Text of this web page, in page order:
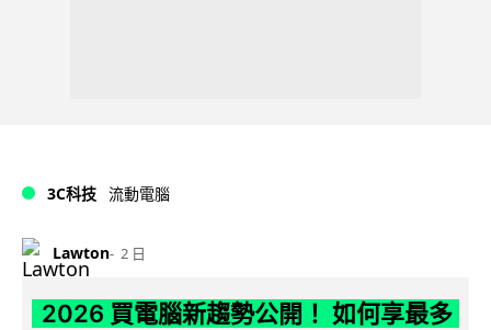
3C科技 流動電腦
Lawton 2 日
2026 買電腦新趨勢公開！ 如何享最多